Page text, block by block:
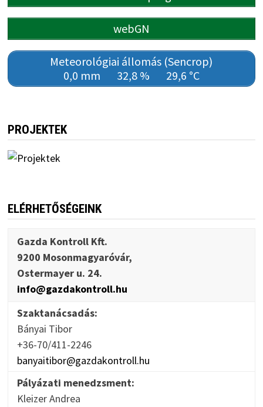
webGN
Meteorológiai állomás (Sencrop)
0,0 mm
32,8 % 29,6 °C
PROJEKTEK
ELÉRHETŐSÉGEINK
Gazda Kontroll Kft.
9200 Mosonmagyaróvár,
Ostermayer u. 24.
info@gazdakontroll.hu
Szaktanácsadás:
Bányai Tibor
+36-70/411-2246
banyaitibor@gazdakontroll.hu
Pályázati menedzsment:
Kleizer Andrea